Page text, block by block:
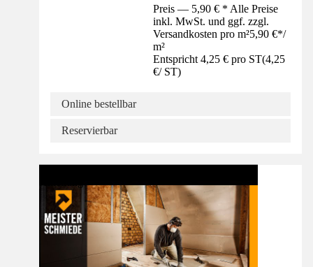
Preis — 5,90 € * Alle Preise
inkl. MwSt. und ggf. zzgl.
Versandkosten pro m²5,90 €*/
m²
Entspricht 4,25 € pro ST(4,25
€/ ST)
Online bestellbar
Reservierbar